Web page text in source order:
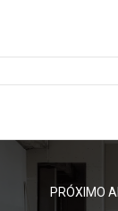
PRÓXIMO